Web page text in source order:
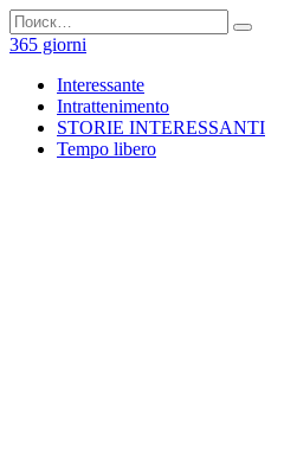
Перейти
к
содержанию
Search
for:
365 giorni
Interessante
Intrattenimento
STORIE INTERESSANTI
Tempo libero